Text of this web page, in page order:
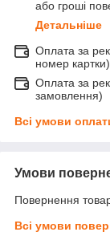
або гроші
Детальніше
Оплата за
номер картки)
Оплата за
замовлення)
Всі умови
Умови
Повернення
Всі умови